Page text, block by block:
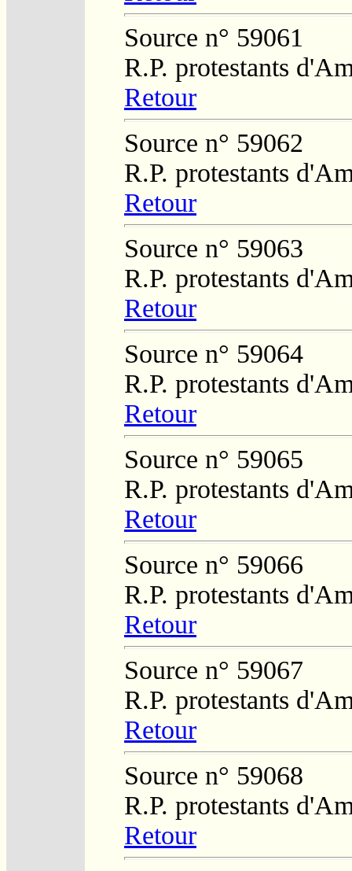
Source n° 59061
R.P. protestants
Retour
Source n° 59062
R.P. protestants
Retour
Source n° 59063
R.P. protestants
Retour
Source n° 59064
R.P. protestants
Retour
Source n° 59065
R.P. protestants
Retour
Source n° 59066
R.P. protestants
Retour
Source n° 59067
R.P. protestants
Retour
Source n° 59068
R.P. protestants
Retour